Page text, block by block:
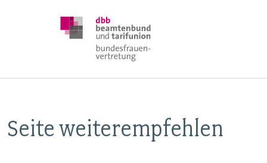
DBB FRAUEN
Seite weiterempfehlen